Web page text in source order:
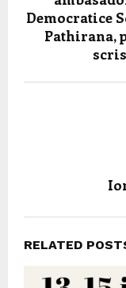
Democratice
Pathirana,
RELATED